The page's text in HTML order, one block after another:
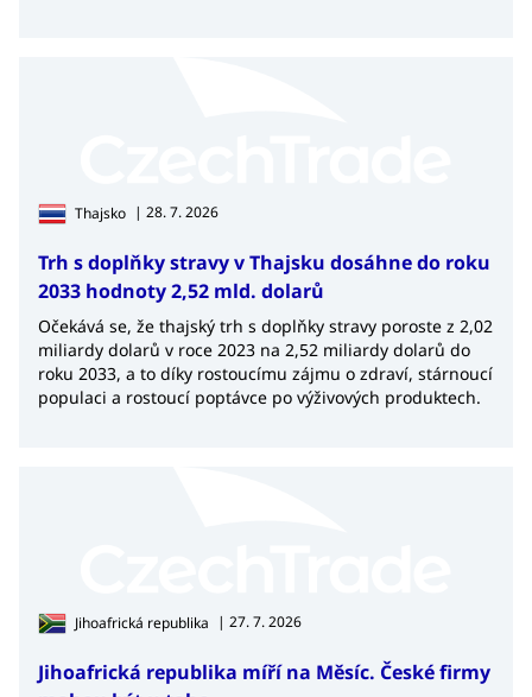
Thajsko | 28. 7. 2026
Trh s doplňky stravy v Thajsku dosáhne do roku
2033 hodnoty 2,52 mld. dolarů
Očekává se, že thajský trh s doplňky stravy poroste z 2,02
miliardy dolarů v roce 2023 na 2,52 miliardy dolarů do
roku 2033, a to díky rostoucímu zájmu o zdraví, stárnoucí
populaci a rostoucí poptávce po výživových produktech.
Jihoafrická republika | 27. 7. 2026
Jihoafrická republika míří na Měsíc. České firmy